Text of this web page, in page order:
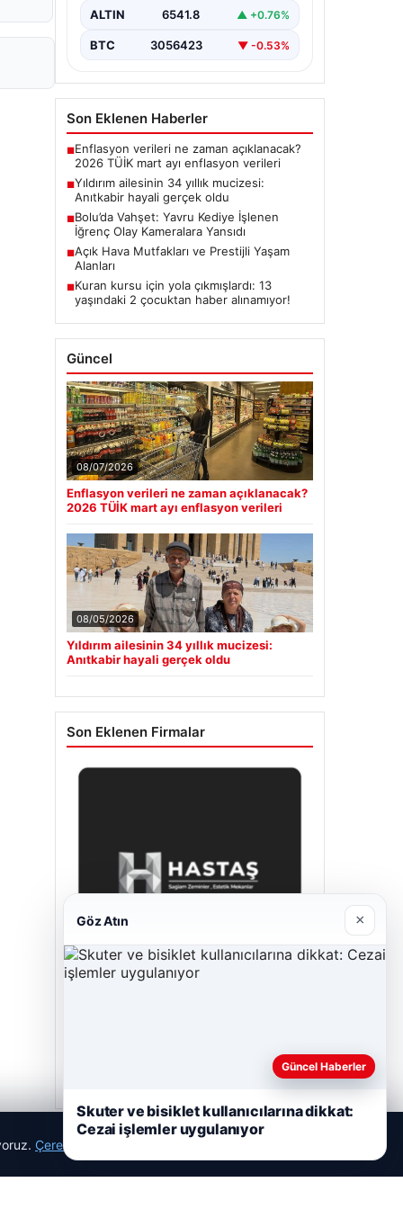
ALTIN 6541.8 ▲ +0.76%
BTC 3056423 ▼ -0.53%
Son Eklenen Haberler
■Enflasyon verileri ne zaman açıklanacak?
2026 TÜİK mart ayı enflasyon verileri
■Yıldırım ailesinin 34 yıllık mucizesi:
Anıtkabir hayali gerçek oldu
■Bolu’da Vahşet: Yavru Kediye İşlenen
İğrenç Olay Kameralara Yansıdı
■Açık Hava Mutfakları ve Prestijli Yaşam
Alanları
■Kuran kursu için yola çıkmışlardı: 13
yaşındaki 2 çocuktan haber alınamıyor!
Güncel
08/07/2026
Enflasyon verileri ne zaman açıklanacak?
2026 TÜİK mart ayı enflasyon verileri
08/05/2026
Yıldırım ailesinin 34 yıllık mucizesi:
Anıtkabir hayali gerçek oldu
Son Eklenen Firmalar
Çerez Politikamız
Göz Atın ×
Güncel Haberler
Skuter ve bisiklet kullanıcılarına dikkat:
Cezai işlemler uygulanıyor